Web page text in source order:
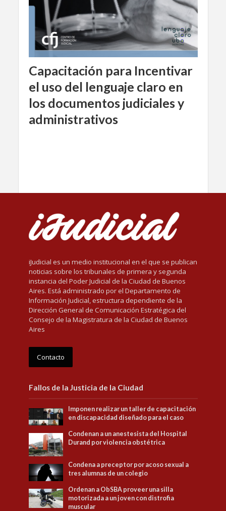
Capacitación para Incentivar
el uso del lenguaje claro en
los documentos judiciales y
administrativos
iJudicial es un medio institucional en el que se publican
noticias sobre los tribunales de primera y segunda
instancia del Poder Judicial de la Ciudad de Buenos
Aires. Está administrado por el Departamento de
Información Judicial, estructura dependiente de la
Dirección General de Comunicación Estratégica del
Consejo de la Magistratura de la Ciudad de Buenos
Aires
Contacto
Fallos de la Justicia de la Ciudad
Imponen realizar un taller de capacitación
en discapacidad diseñado para el caso
Condenan a un anestesista del Hospital
Durand por violencia obstétrica
Condena a preceptor por acoso sexual a
tres alumnas de un colegio
Ordenan a ObSBA proveer una silla
motorizada a un joven con distrofia
muscular